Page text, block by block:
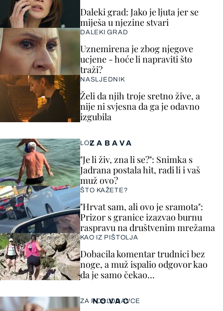
ZABAVA
LOL
"Je li živ, zna li se?": Snimka s
Jadrana postala hit, radi li i vaš
muž ovo?
ŠTO KAŽETE?
"Hrvat sam, ali ovo je sramota":
Prizor s granice izazvao burnu
raspravu na društvenim mrežama
KAO IZ PIŠTOLJA
Dobacila komentar trudnici bez
noge, a muž ispalio odgovor kao
da je samo čekao…
Daleki grad: Jako je ljuta jer se
miješa u njezine stvari
DALEKI GRAD
Uznemirena je zbog njegove
ucjene - hoće li napraviti što
traži?
NASLJEDNIK
Želi da njih troje sretno žive, a
nije ni svjesna da ga je odavno
izgubila
NOVAC
ZA POSLODAVCE